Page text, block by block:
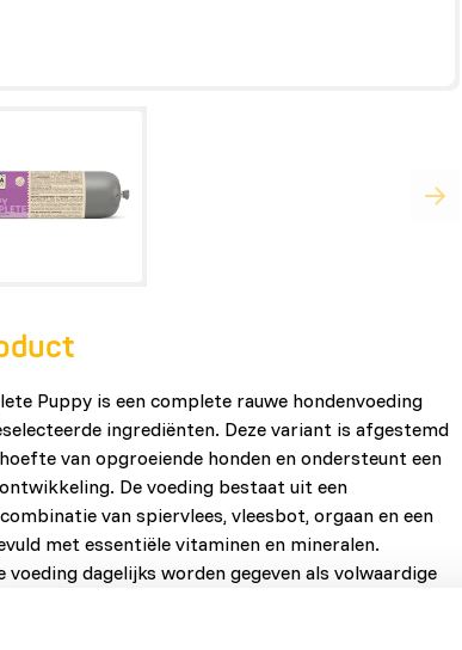
Puppy is een complete rauwe hondenvoeding
ingrediënten. Deze variant is afgestemd
van opgroeiende honden en ondersteunt een
De voeding bestaat uit een
van spiervlees, vleesbot, orgaan en een
met essentiële vitaminen en mineralen.
voeding dagelijks worden gegeven als volwaardige